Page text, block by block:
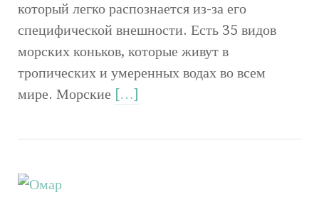
который легко распознается из-за его
специфической внешности. Есть 35 видов
морских коньков, которые живут в
тропических и умеренных водах во всем
мире. Морские […]